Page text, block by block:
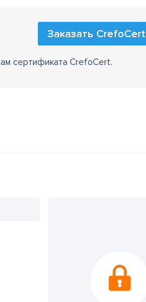
Заказать CrefoCert
сертификата CrefoCert.